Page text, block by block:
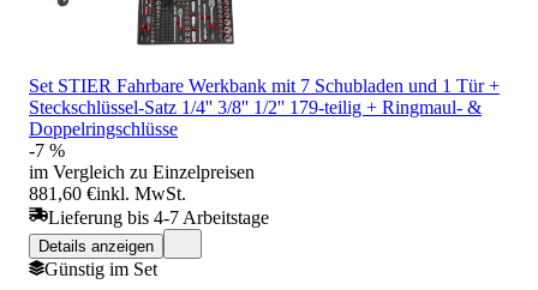
Set STIER Fahrbare Werkbank mit 7 Schubladen und 1 Tür +
Steckschlüssel-Satz 1/4'' 3/8'' 1/2'' 179-teilig + Ringmaul- &
Doppelringschlüsse
-7 %
im Vergleich zu Einzelpreisen
881,60 €inkl. MwSt.
Lieferung bis 4-7 Arbeitstage
Details anzeigen
Günstig im Set